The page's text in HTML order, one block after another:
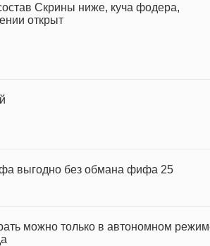
Скрины ниже, куча фодера,
открыт
выгодно без обмана фифа 25
можно только в автономном